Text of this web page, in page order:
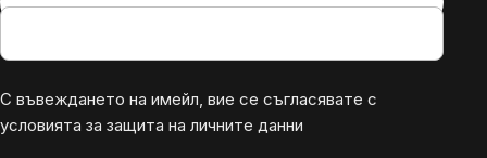
С въвеждането на имейл, вие се съгласявате с
условията за защита на личните данни